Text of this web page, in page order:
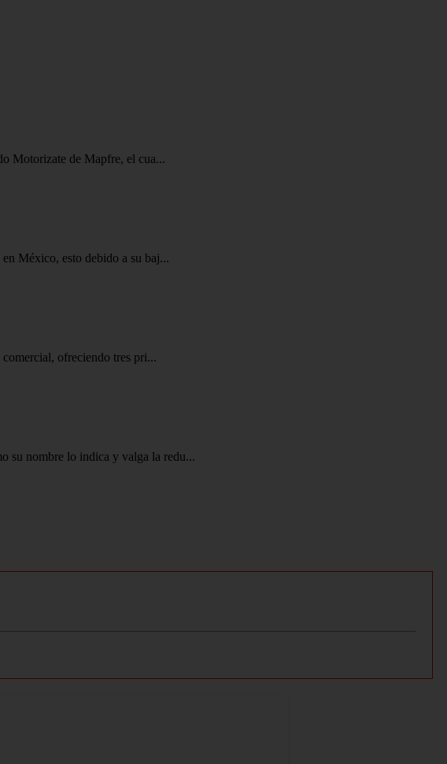
Motorizate de Mapfre, el cua...
México, esto debido a su baj...
comercial, ofreciendo tres pri...
su nombre lo indica y valga la redu...